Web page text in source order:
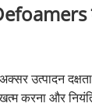
उत्पादन
करना और